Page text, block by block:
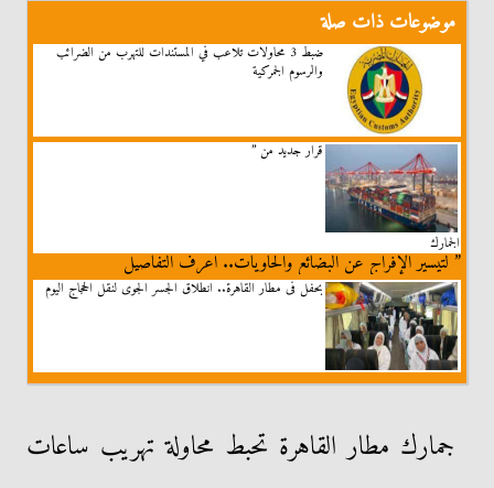
موضوعات ذات صلة
ضبط 3 محاولات تلاعب في المستندات للتهرب من الضرائب
والرسوم الجمركية
قرار جديد من ”
الجمارك
” لتيسير الإفراج عن البضائع والحاويات.. اعرف التفاصيل
بحفل فى مطار القاهرة.. انطلاق الجسر الجوى لنقل الحجاج اليوم
جمارك مطار القاهرة تحبط محاولة تهريب ساعات